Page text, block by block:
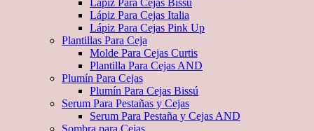
Lápiz Para Cejas Bissú
Lápiz Para Cejas Italia
Lápiz Para Cejas Pink Up
Plantillas Para Ceja
Molde Para Cejas Curtis
Plantilla Para Cejas AND
Plumín Para Cejas
Plumín Para Cejas Bissú
Serum Para Pestañas y Cejas
Serum Para Pestaña y Cejas AND
Sombra para Cejas